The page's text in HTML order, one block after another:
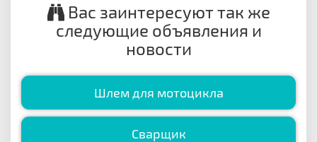
Вас заинтересуют так же
следующие объявления и
новости
Шлем для мотоцикла
Сварщик